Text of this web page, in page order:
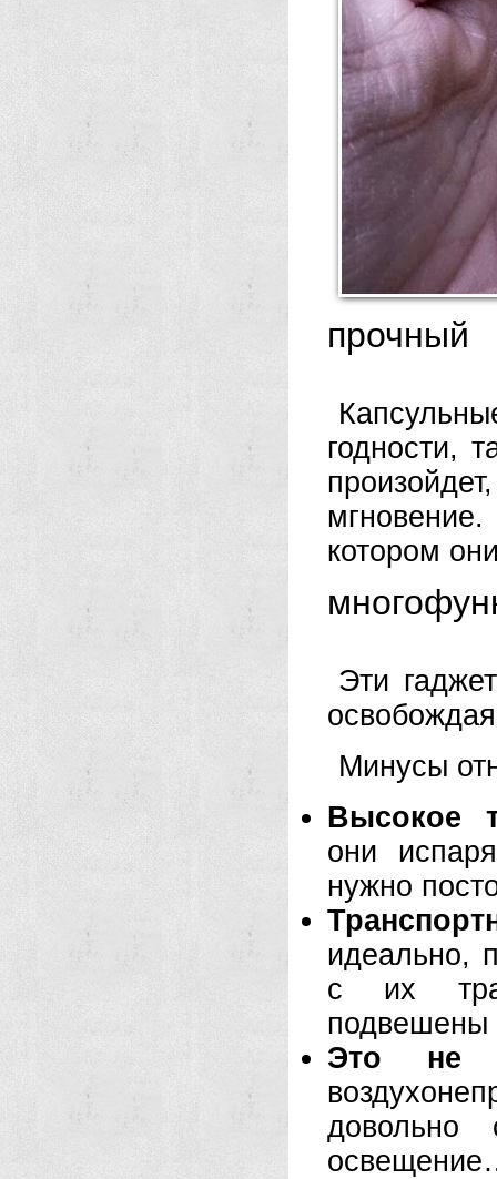
прочный
годности,
котором
Эти
Минусы
Высокое
они
нужно
идеально,
с их
подвешены
Это не
довольно